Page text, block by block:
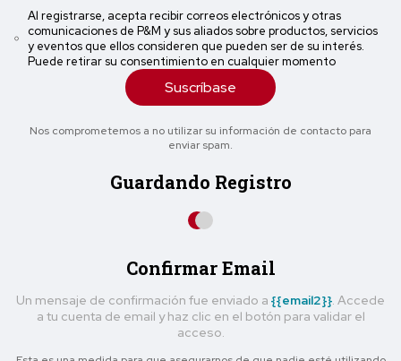
Al registrarse, acepta recibir correos electrónicos y otras
comunicaciones de P&M y sus aliados sobre productos, servicios
y eventos que ellos consideren que pueden ser de su interés.
Puede retirar su consentimiento en cualquier momento
Suscríbase
Nos comprometemos a no utilizar su información de contacto para
enviar spam.
Guardando Registro
Confirmar Email
Un mensaje de confirmación fue enviado a {{email2}}. Accede
a tu cuenta de email y haz clic en el botón para validar el
acceso.